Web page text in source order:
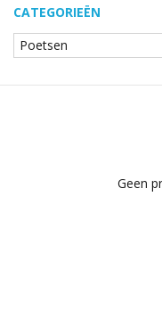
CATEGORIEËN
Geen